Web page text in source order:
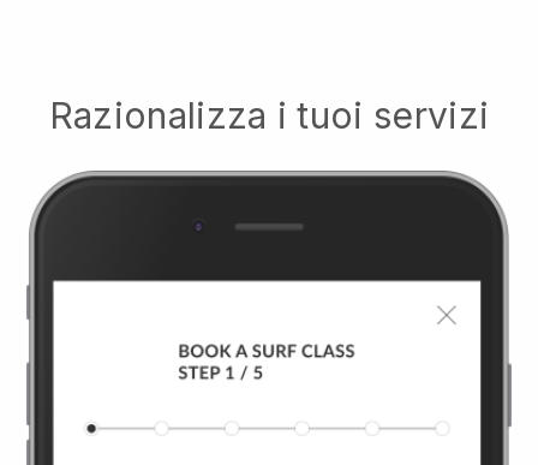
Razionalizza i tuoi servizi